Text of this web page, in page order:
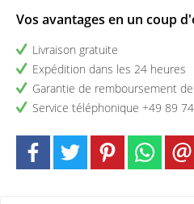
Vos avantages en un coup
Livraison gratuite
Expédition dans les 24 heures
Garantie de remboursement
Service téléphonique +49 89